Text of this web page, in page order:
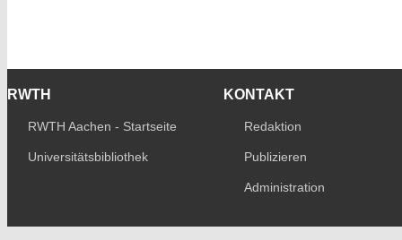
RWTH
RWTH Aachen - Startseite
Universitätsbibliothek
KONTAKT
Redaktion
Publizieren
Administration